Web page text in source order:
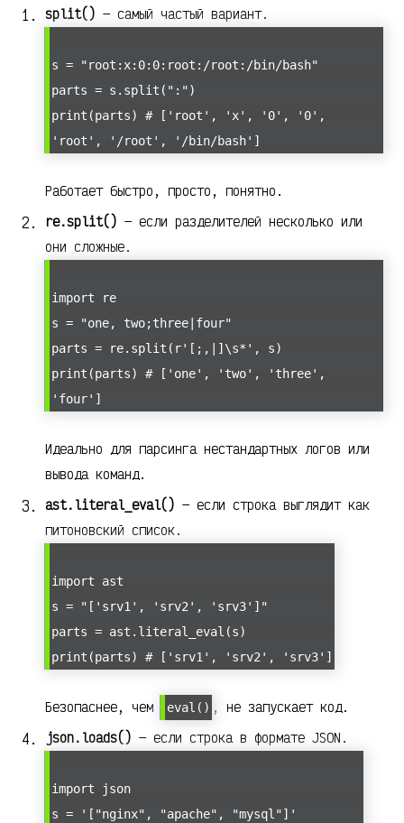
split() — самый частый вариант.
s = "root:x:0:0:root:/root:/bin/bash"
parts = s.split(":")
print(parts) # ['root', 'x', '0', '0',
'root', '/root', '/bin/bash']
Работает быстро, просто, понятно.
re.split() — если разделителей несколько или
они сложные.
import re
s = "one, two;three|four"
parts = re.split(r'[;,|]\s*', s)
print(parts) # ['one', 'two', 'three',
'four']
Идеально для парсинга нестандартных логов или
вывода команд.
ast.literal_eval() — если строка выглядит как
питоновский список.
import ast
s = "['srv1', 'srv2', 'srv3']"
parts = ast.literal_eval(s)
print(parts) # ['srv1', 'srv2', 'srv3']
Безопаснее, чем eval() , не запускает код.
json.loads() — если строка в формате JSON.
import json
s = '["nginx", "apache", "mysql"]'